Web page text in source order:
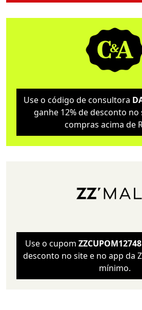
Use o código de consultora
ganhe 12% de desconto no
compras acima de
Use o cupom ZZCUPOM12748
desconto no site e no app da
mínimo.